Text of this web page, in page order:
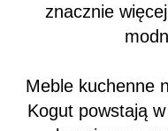
znacznie
Meble kuchenne
Kogut powstają